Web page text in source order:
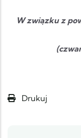
W związku z
Drukuj